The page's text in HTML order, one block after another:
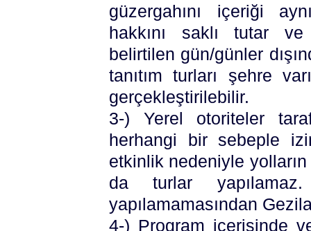
güzergahını içeriği
hakkını saklı tutar
belirtilen gün/günler
tanıtım turları şehre
gerçekleştirilebilir.
3-) Yerel otoriteler
herhangi bir sebeple
etkinlik nedeniyle
da turlar
yapılamamasından
4-) Program içerisinde